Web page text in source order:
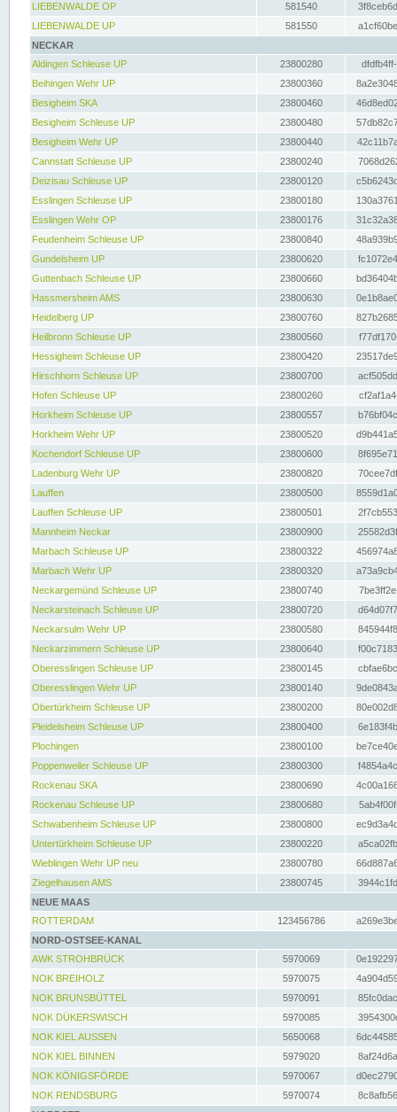
LIEBENWALDE OP
581540
LIEBENWALDE UP
581550
NECKAR
Aldingen Schleuse UP
23800280
Beihingen Wehr UP
23800360
Besigheim SKA
23800460
Besigheim Schleuse UP
23800480
Besigheim Wehr UP
23800440
Cannstatt Schleuse UP
23800240
Deizisau Schleuse UP
23800120
Esslingen Schleuse UP
23800180
Esslingen Wehr OP
23800176
Feudenheim Schleuse UP
23800840
Gundelsheim UP
23800620
Guttenbach Schleuse UP
23800660
Hassmersheim AMS
23800630
Heidelberg UP
23800760
Heilbronn Schleuse UP
23800560
Hessigheim Schleuse UP
23800420
Hirschhorn Schleuse UP
23800700
Hofen Schleuse UP
23800260
Horkheim Schleuse UP
23800557
Horkheim Wehr UP
23800520
Kochendorf Schleuse UP
23800600
Ladenburg Wehr UP
23800820
Lauffen
23800500
Lauffen Schleuse UP
23800501
Mannheim Neckar
23800900
Marbach Schleuse UP
23800322
Marbach Wehr UP
23800320
Neckargemünd Schleuse UP
23800740
Neckarsteinach Schleuse UP
23800720
Neckarsulm Wehr UP
23800580
Neckarzimmern Schleuse UP
23800640
Oberesslingen Schleuse UP
23800145
Oberesslingen Wehr UP
23800140
Obertürkheim Schleuse UP
23800200
Pleidelsheim Schleuse UP
23800400
Plochingen
23800100
Poppenweiler Schleuse UP
23800300
Rockenau SKA
23800690
Rockenau Schleuse UP
23800680
Schwabenheim Schleuse UP
23800800
Untertürkheim Schleuse UP
23800220
Wieblingen Wehr UP neu
23800780
Ziegelhausen AMS
23800745
NEUE MAAS
ROTTERDAM
123456786
NORD-OSTSEE-KANAL
AWK STROHBRÜCK
5970069
NOK BREIHOLZ
5970075
NOK BRUNSBÜTTEL
5970091
NOK DÜKERSWISCH
5970085
NOK KIEL AUSSEN
5650068
NOK KIEL BINNEN
5979020
NOK KÖNIGSFÖRDE
5970067
NOK RENDSBURG
5970074